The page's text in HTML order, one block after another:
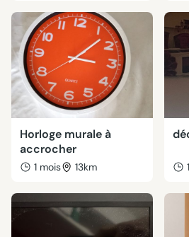
Horloge murale à
accrocher
1 mois 13km